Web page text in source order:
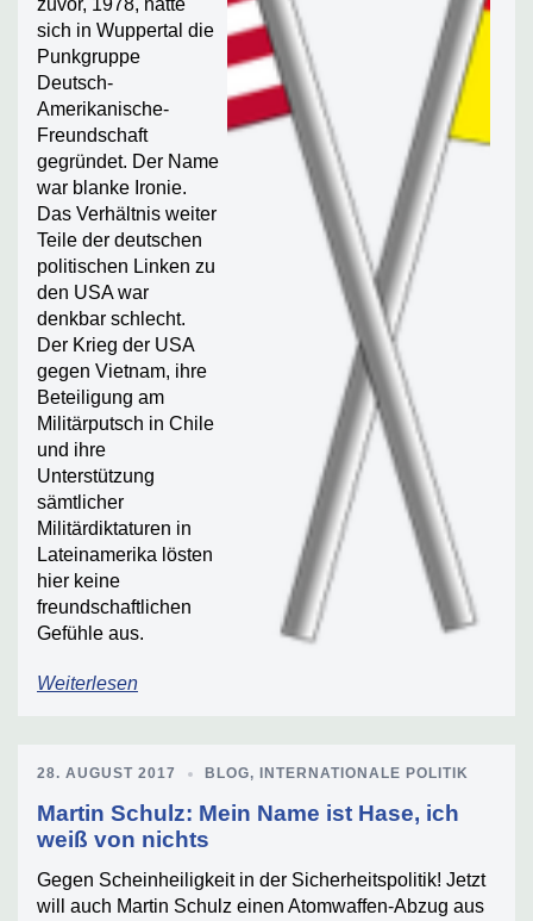
zuvor, 1978, hatte
sich in Wuppertal die
Punkgruppe
Deutsch-
Amerikanische-
Freundschaft
gegründet. Der Name
war blanke Ironie.
Das Verhältnis weiter
Teile der deutschen
politischen Linken zu
den USA war
denkbar schlecht.
Der Krieg der USA
gegen Vietnam, ihre
Beteiligung am
Militärputsch in Chile
und ihre
Unterstützung
sämtlicher
Militärdiktaturen in
Lateinamerika lösten
hier keine
freundschaftlichen
Gefühle aus.
Weiterlesen
28. AUGUST 2017 BLOG, INTERNATIONALE POLITIK
Martin Schulz: Mein Name ist Hase, ich
weiß von nichts
Gegen Scheinheiligkeit in der Sicherheitspolitik! Jetzt
will auch Martin Schulz einen Atomwaffen-Abzug aus